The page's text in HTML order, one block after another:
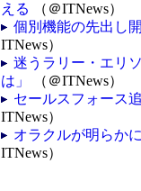
える
（＠ITNews）
個別機能の先出し
ITNews）
迷うラリー・エリ
は」
（＠ITNews）
セールスフォース
ITNews）
オラクルが明らか
ITNews）